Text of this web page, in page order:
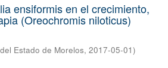
ensiformis en el crecimiento,
(Oreochromis niloticus)
Estado de Morelos,2017-05-01)